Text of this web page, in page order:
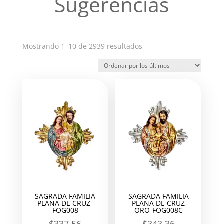
Mostrando 1–10 de 2939 resultadosOrdenado
los
SAGRADA FAMILIA
PLANA DE CRUZ-
FOG008
SAGRADA FAMILIA
PLANA DE CRUZ
ORO-FOG008C